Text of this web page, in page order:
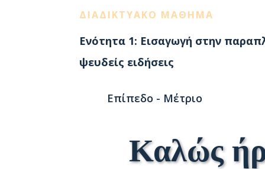
ΔΙΑΔΙΚΤΥΑΚΌ ΜΆΘΗΜΑ
Ενότητα 1: Εισαγωγή στην
ψευδείς ειδήσεις
Επίπεδο - Μέτριο
Καλώς